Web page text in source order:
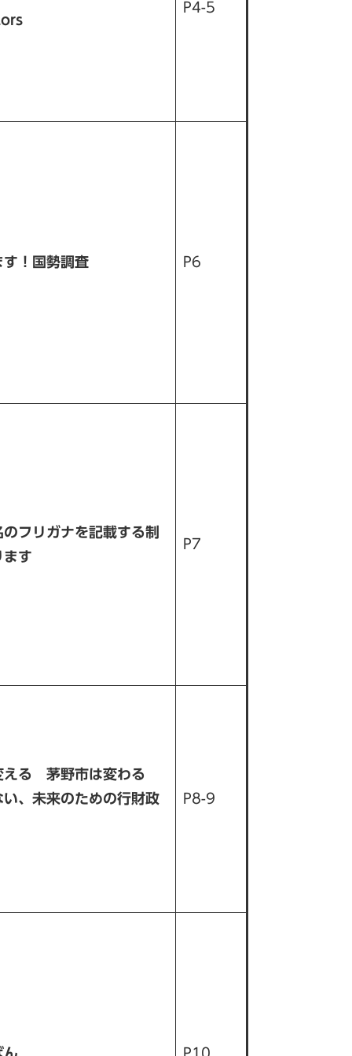
P4-5
す！国勢調査 P6
フリガナを記載する制
ます
P7
える 茅野市は変わる
い、未来のための行財政
P8-9